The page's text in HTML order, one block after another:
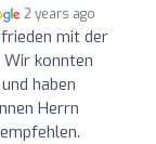
2 years ago
mit der
konnten
haben
Herrn